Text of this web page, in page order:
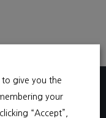
to give you the
your
“Accept”,